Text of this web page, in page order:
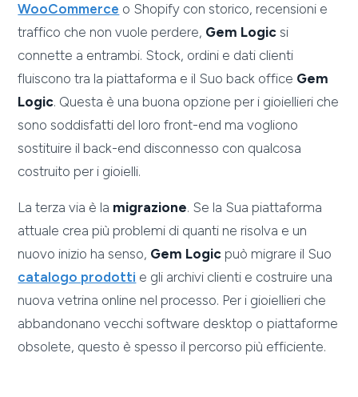
WooCommerce o Shopify con storico, recensioni e
traffico che non vuole perdere, Gem Logic si
connette a entrambi. Stock, ordini e dati clienti
fluiscono tra la piattaforma e il Suo back office Gem
Logic. Questa è una buona opzione per i gioiellieri che
sono soddisfatti del loro front-end ma vogliono
sostituire il back-end disconnesso con qualcosa
costruito per i gioielli.
La terza via è la migrazione. Se la Sua piattaforma
attuale crea più problemi di quanti ne risolva e un
nuovo inizio ha senso, Gem Logic può migrare il Suo
catalogo prodotti e gli archivi clienti e costruire una
nuova vetrina online nel processo. Per i gioiellieri che
abbandonano vecchi software desktop o piattaforme
obsolete, questo è spesso il percorso più efficiente.